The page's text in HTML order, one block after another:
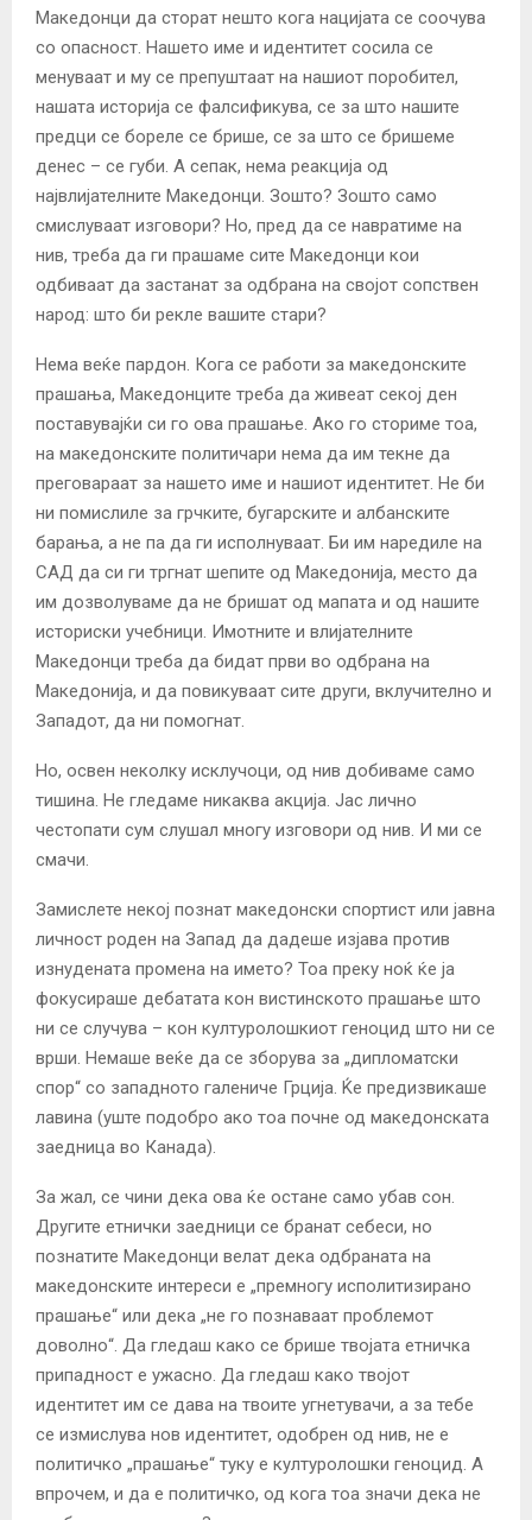
Македонци да сторат нешто кога нацијата се соочува
со опасност. Нашето име и идентитет сосила се
менуваат и му се препуштаат на нашиот поробител,
нашата историја се фалсификува, се за што нашите
предци се бореле се брише, се за што се бришеме
денес – се губи. А сепак, нема реакција од
највлијателните Македонци. Зошто? Зошто само
смислуваат изговори? Но, пред да се навратиме на
нив, треба да ги прашаме сите Македонци кои
одбиваат да застанат за одбрана на својот сопствен
народ: што би рекле вашите стари?
Нема веќе пардон. Кога се работи за македонските
прашања, Македонците треба да живеат секој ден
поставувајќи си го ова прашање. Ако го сториме тоа,
на македонските политичари нема да им текне да
преговараат за нашето име и нашиот идентитет. Не би
ни помислиле за грчките, бугарските и албанските
барања, а не па да ги исполнуваат. Би им наредиле на
САД да си ги тргнат шепите од Македонија, место да
им дозволуваме да не бришат од мапата и од нашите
историски учебници. Имотните и влијателните
Македонци треба да бидат први во одбрана на
Македонија, и да повикуваат сите други, вклучително и
Западот, да ни помогнат.
Но, освен неколку исклучоци, од нив добиваме само
тишина. Не гледаме никаква акција. Јас лично
честопати сум слушал многу изговори од нив. И ми се
смачи.
Замислете некој познат македонски спортист или јавна
личност роден на Запад да дадеше изјава против
изнудената промена на името? Тоа преку ноќ ќе ја
фокусираше дебатата кон вистинското прашање што
ни се случува – кон културолошкиот геноцид што ни се
врши. Немаше веќе да се зборува за „дипломатски
спор“ со западното галениче Грција. Ќе предизвикаше
лавина (уште подобро ако тоа почне од македонската
заедница во Канада).
За жал, се чини дека ова ќе остане само убав сон.
Другите етнички заедници се бранат себеси, но
познатите Македонци велат дека одбраната на
македонските интереси е „премногу исполитизирано
прашање“ или дека „не го познаваат проблемот
доволно“. Да гледаш како се брише твојата етничка
припадност е ужасно. Да гледаш како твојот
идентитет им се дава на твоите угнетувачи, а за тебе
се измислува нов идентитет, одобрен од нив, не е
политичко „прашање“ туку е културолошки геноцид. А
впрочем, и да е политичко, од кога тоа значи дека не